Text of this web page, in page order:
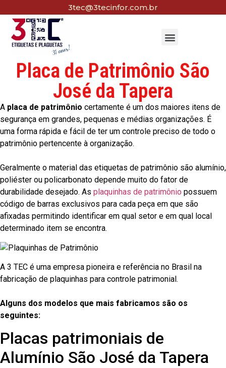
3tec@3tecinfor.com.br
Placa de Patrimônio São
José da Tapera
A placa de patrimônio certamente é um dos maiores itens de
segurança em grandes, pequenas e médias organizações. É
uma forma rápida e fácil de ter um controle preciso de todo o
patrimônio pertencente à organização.
Geralmente o material das etiquetas de patrimônio são alumínio,
poliéster ou policarbonato depende muito do fator de
durabilidade desejado. As plaquinhas de patrimônio possuem
código de barras exclusivos para cada peça em que são
afixadas permitindo identificar em qual setor e em qual local
determinado item se encontra.
A 3 TEC é uma empresa pioneira e referência no Brasil na
fabricação de plaquinhas para controle patrimonial.
Alguns dos modelos que mais fabricamos são os
seguintes:
Placas patrimoniais de
Alumínio São José da Tapera